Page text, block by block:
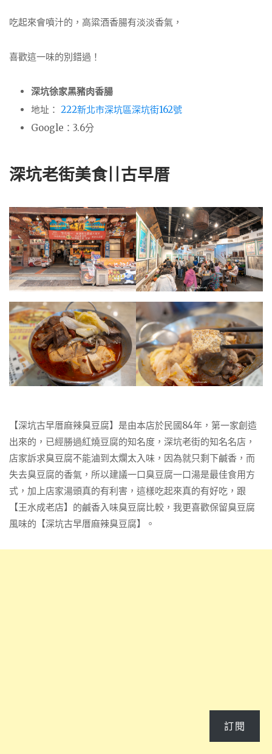
吃起來會噴汁的，高粱酒香腸有淡淡香氣，
喜歡這一味的別錯過！
深坑徐家黑豬肉香腸
地址： 222新北市深坑區深坑街162號
Google：3.6分
深坑老街美食||古早厝
【深坑古早厝麻辣臭豆腐】是由本店於民國84年，第一家創造
出來的，已經勝過紅燒豆腐的知名度，深坑老街的知名名店，
店家訴求臭豆腐不能滷到太爛太入味，因為就只剩下鹹香，而
失去臭豆腐的香氣，所以建議一口臭豆腐一口湯是最佳食用方
式，加上店家湯頭真的有利害，這樣吃起來真的有好吃，跟
【王水成老店】的鹹香入味臭豆腐比較，我更喜歡保留臭豆腐
風味的【深坑古早厝麻辣臭豆腐】。
訂閱